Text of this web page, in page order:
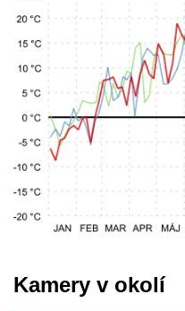
Kamery v okolí